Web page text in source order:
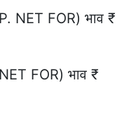
NET FOR) भाव ₹
FOR) भाव ₹